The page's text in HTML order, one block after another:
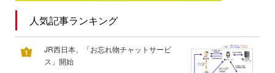
人気記事ランキング
JR西日本、「お忘れ物チャットサービ
ス」開始